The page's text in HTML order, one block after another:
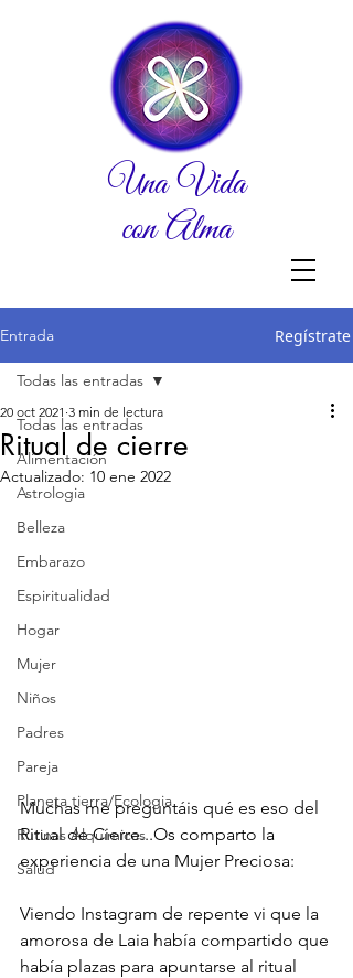
Una Vida
con Alma
Entrada Regístrate
Todas las entradas
Alimentación
Astrologia
Belleza
Embarazo
Espiritualidad
Hogar
Mujer
Niños
Padres
Pareja
Planeta tierra/Ecologia
Rutinas Alquimicas
Salud
Todas las entradas
Ritual de cierre
20 oct 2021 3 min de lectura
Actualizado: 10 ene 2022
Muchas me preguntáis qué es eso del
Ritual de Cierre...Os comparto la
experiencia de una Mujer Preciosa:
Viendo Instagram de repente vi que la
amorosa de Laia había compartido que
había plazas para apuntarse al ritual